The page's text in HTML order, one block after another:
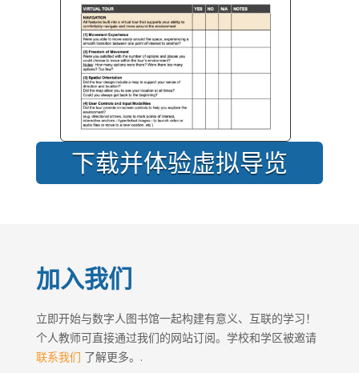
下载并体验虚拟导览
加入我们
立即开始与数字人图书馆一起构建有意义、互联的学习！
个人教师可直接通过我们的网站订阅。学校和学区被邀请
联系我们 了解更多。.